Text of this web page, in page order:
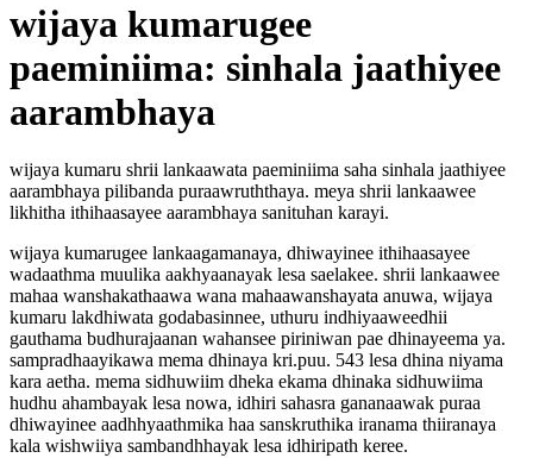
wijaya kumarugee
paeminiima: sinhala jaathiyee
aarambhaya
wijaya kumaru shrii lankaawata paeminiima saha sinhala jaathiyee
aarambhaya pilibanda puraawruththaya. meya shrii lankaawee
likhitha ithihaasayee aarambhaya sanituhan karayi.
wijaya kumarugee lankaagamanaya, dhiwayinee ithihaasayee
wadaathma muulika aakhyaanayak lesa saelakee. shrii lankaawee
mahaa wanshakathaawa wana mahaawanshayata anuwa, wijaya
kumaru lakdhiwata godabasinnee, uthuru indhiyaaweedhii
gauthama budhurajaanan wahansee piriniwan pae dhinayeema ya.
sampradhaayikawa mema dhinaya kri.puu. 543 lesa dhina niyama
kara aetha. mema sidhuwiim dheka ekama dhinaka sidhuwiima
hudhu ahambayak lesa nowa, idhiri sahasra gananaawak puraa
dhiwayinee aadhhyaathmika haa sanskruthika iranama thiiranaya
kala wishwiiya sambandhhayak lesa idhiripath keree.